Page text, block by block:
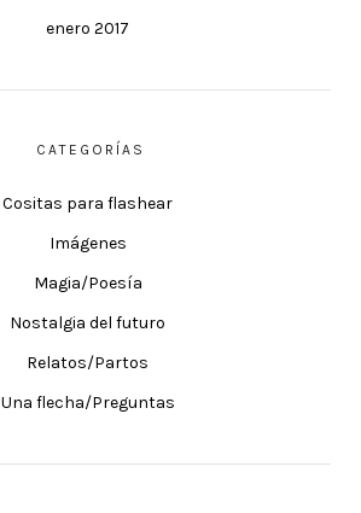
enero 2017
CATEGORÍAS
Cositas para flashear
Imágenes
Magia/Poesía
Nostalgia del futuro
Relatos/Partos
Una flecha/Preguntas